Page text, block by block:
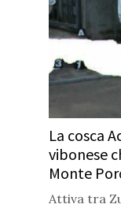
La cosca
vibonese
Monte
Attiva tra